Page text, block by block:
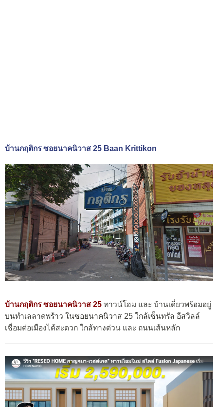
บ้านกฤติกร ซอยนาคนิวาส 25 Baan Krittikon
บ้านกฤติกร ซอยนาคนิวาส 25 ทาวน์โฮม และ บ้านเดี่ยวพร้อมอยู่
บนทำเลลาดพร้าว ในซอยนาคนิวาส 25 ใกล้เซ็นทรัล อีสวิลล์
เชื่อมต่อเมืองได้สะดวก ใกล้ทางด่วน และ ถนนเส้นหลัก